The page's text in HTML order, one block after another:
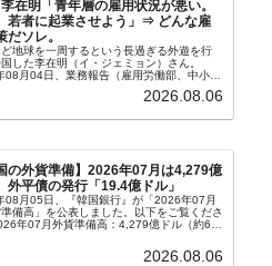
在明「青年層の雇用状況が悪い。
若者に起業させよう」⇒ どんな雇
だソレ。
地球を一周するという長過ぎる外遊を行
した李在明（イ・ジェミョン）さん。
08月04日、業務報告（雇用労働部、中小ベ
国大統領に成りおおせた李在明（イ・ジェミ
2026.08.06
の外貨準備】2026年07月は4,279億
外平債の発行「19.4億ドル」
08月05日、『韓国銀行』が「2026年07月
備高」を公表しました。以下をご覧くださ
年07月外貨準備高：4,279億ドル（約67
2026.08.06